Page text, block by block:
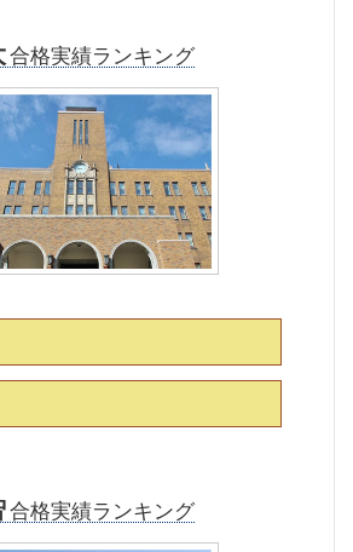
合格実績ランキング
合格実績ランキング